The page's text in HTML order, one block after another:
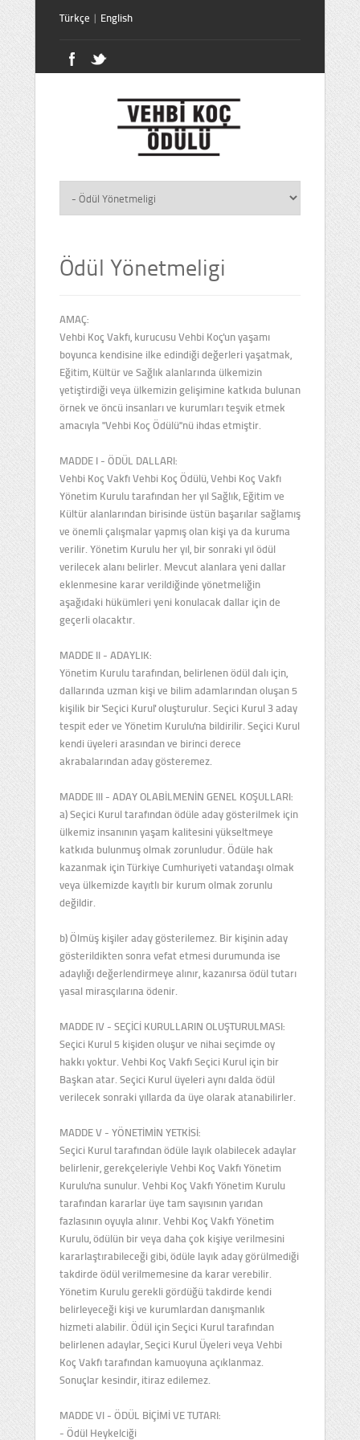
Türkçe | English
Ödül Yönetmeligi
AMAÇ:
Vehbi Koç Vakfı, kurucusu Vehbi Koç'un yaşamı
boyunca kendisine ilke edindiği değerleri yaşatmak,
Eğitim, Kültür ve Sağlık alanlarında ülkemizin
yetiştirdiği veya ülkemizin gelişimine katkıda bulunan
örnek ve öncü insanları ve kurumları teşvik etmek
amacıyla "Vehbi Koç Ödülü"nü ihdas etmiştir.
MADDE I - ÖDÜL DALLARI:
Vehbi Koç Vakfı Vehbi Koç Ödülü, Vehbi Koç Vakfı
Yönetim Kurulu tarafından her yıl Sağlık, Eğitim ve
Kültür alanlarından birisinde üstün başarılar sağlamış
ve önemli çalışmalar yapmış olan kişi ya da kuruma
verilir. Yönetim Kurulu her yıl, bir sonraki yıl ödül
verilecek alanı belirler. Mevcut alanlara yeni dallar
eklenmesine karar verildiğinde yönetmeliğin
aşağıdaki hükümleri yeni konulacak dallar için de
geçerli olacaktır.
MADDE II - ADAYLIK:
Yönetim Kurulu tarafından, belirlenen ödül dalı için,
dallarında uzman kişi ve bilim adamlarından oluşan 5
kişilik bir 'Seçici Kurul' oluşturulur. Seçici Kurul 3 aday
tespit eder ve Yönetim Kurulu'na bildirilir. Seçici Kurul
kendi üyeleri arasından ve birinci derece
akrabalarından aday gösteremez.
MADDE III - ADAY OLABİLMENİN GENEL KOŞULLARI:
a) Seçici Kurul tarafından ödüle aday gösterilmek için
ülkemiz insanının yaşam kalitesini yükseltmeye
katkıda bulunmuş olmak zorunludur. Ödüle hak
kazanmak için Türkiye Cumhuriyeti vatandaşı olmak
veya ülkemizde kayıtlı bir kurum olmak zorunlu
değildir.
b) Ölmüş kişiler aday gösterilemez. Bir kişinin aday
gösterildikten sonra vefat etmesi durumunda ise
adaylığı değerlendirmeye alınır, kazanırsa ödül tutarı
yasal mirasçılarına ödenir.
MADDE IV - SEÇİCİ KURULLARIN OLUŞTURULMASI:
Seçici Kurul 5 kişiden oluşur ve nihai seçimde oy
hakkı yoktur. Vehbi Koç Vakfı Seçici Kurul için bir
Başkan atar. Seçici Kurul üyeleri aynı dalda ödül
verilecek sonraki yıllarda da üye olarak atanabilirler.
MADDE V - YÖNETİMİN YETKİSİ:
Seçici Kurul tarafından ödüle layık olabilecek adaylar
belirlenir, gerekçeleriyle Vehbi Koç Vakfı Yönetim
Kurulu'na sunulur. Vehbi Koç Vakfı Yönetim Kurulu
tarafından kararlar üye tam sayısının yarıdan
fazlasının oyuyla alınır. Vehbi Koç Vakfı Yönetim
Kurulu, ödülün bir veya daha çok kişiye verilmesini
kararlaştırabileceği gibi, ödüle layık aday görülmediği
takdirde ödül verilmemesine da karar verebilir.
Yönetim Kurulu gerekli gördüğü takdirde kendi
belirleyeceği kişi ve kurumlardan danışmanlık
hizmeti alabilir. Ödül için Seçici Kurul tarafından
belirlenen adaylar, Seçici Kurul Üyeleri veya Vehbi
Koç Vakfı tarafından kamuoyuna açıklanmaz.
Sonuçlar kesindir, itiraz edilemez.
MADDE VI - ÖDÜL BİÇİMİ VE TUTARI:
- Ödül Heykelciği